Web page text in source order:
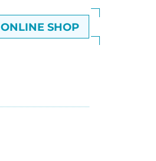
ONLINE SHOP